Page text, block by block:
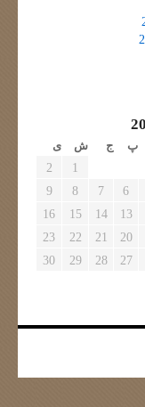
پ ج ش ی
1
2
6
7
8
9
13
14
15
16
20
21
22
23
27
28
29
30